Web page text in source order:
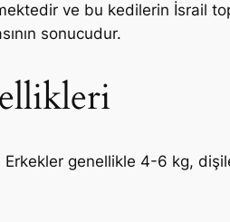
ve bu kedilerin İsrail
sonucudur.
genellikle 4-6 kg,